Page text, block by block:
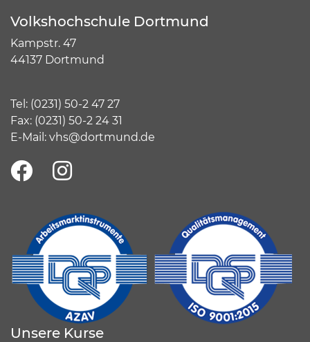
Volkshochschule Dortmund
Kampstr. 47
44137 Dortmund
Tel: (0231) 50-2 47 27
Fax: (0231) 50-2 24 31
E-Mail: vhs@dortmund.de
Unsere Kurse